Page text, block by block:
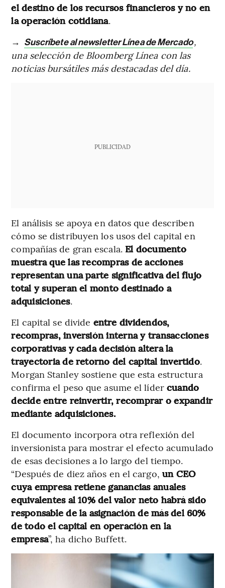
el destino de los recursos financieros y no en
la operación cotidiana.
→ Suscríbete al newsletter Línea de Mercado,
una selección de Bloomberg Línea con las
noticias bursátiles más destacadas del día.
PUBLICIDAD
El análisis se apoya en datos que describen
cómo se distribuyen los usos del capital en
compañías de gran escala. El documento
muestra que las recompras de acciones
representan una parte significativa del flujo
total y superan el monto destinado a
adquisiciones.
El capital se divide entre dividendos,
recompras, inversión interna y transacciones
corporativas y cada decisión altera la
trayectoria de retorno del capital invertido.
Morgan Stanley sostiene que esta estructura
confirma el peso que asume el líder cuando
decide entre reinvertir, recomprar o expandir
mediante adquisiciones.
El documento incorpora otra reflexión del
inversionista para mostrar el efecto acumulado
de esas decisiones a lo largo del tiempo.
“Después de diez años en el cargo, un CEO
cuya empresa retiene ganancias anuales
equivalentes al 10% del valor neto habrá sido
responsable de la asignación de más del 60%
de todo el capital en operación en la
empresa”, ha dicho Buffett.